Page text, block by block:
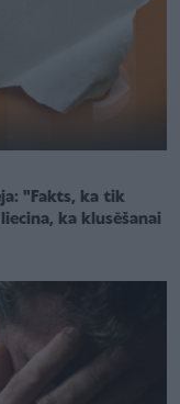
"Fakts, ka tik
ka klusēšanai